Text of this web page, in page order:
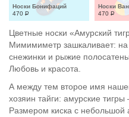
Носки Бонифаций
470 Р
Носки
470 Р
Цветные носки «Амурский
Мимимиметр зашкаливает:
снежинки и рыжие
Любовь и красота.
А между тем второе имя
хозяин тайги: амурские
Размером киска с небольшой